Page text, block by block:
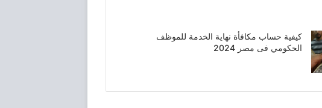
كيفية حساب مكافأة نهاية الخدمة للموظف
الحكومي فى مصر 2024